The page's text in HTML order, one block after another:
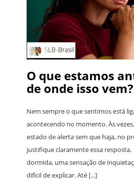
O que estamos
de onde isso vem?
Nem sempre o que sentimos está
acontecendo no momento. Às
estado de alerta sem que haja, no
justifique claramente essa
dormida, uma sensação de
difícil de explicar. Até [...]